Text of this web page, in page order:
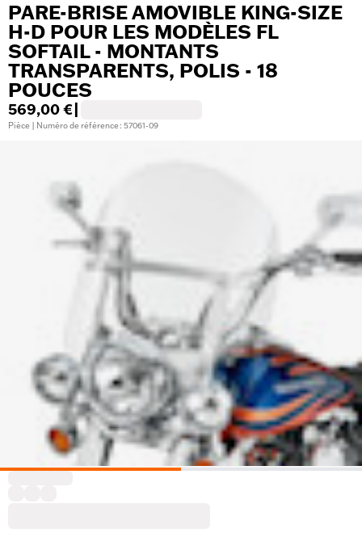
PARE-BRISE AMOVIBLE KING-SIZE
H-D POUR LES MODÈLES FL
SOFTAIL - MONTANTS
TRANSPARENTS, POLIS - 18
POUCES
569,00 €
Pièce | Numéro de référence : 57061-09